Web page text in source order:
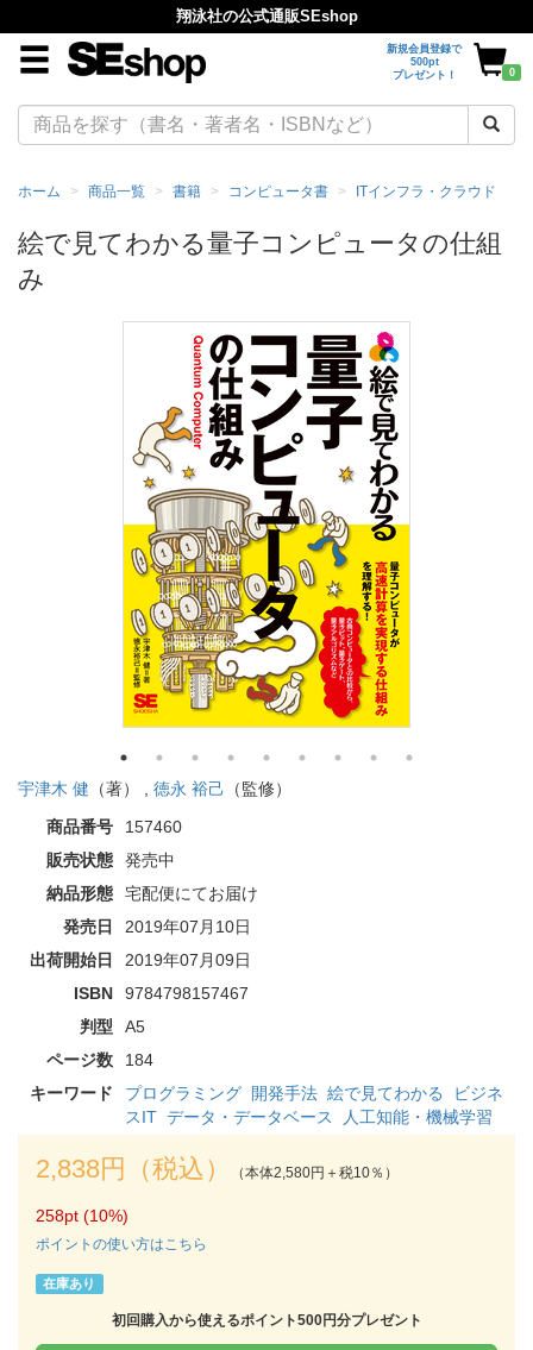
翔泳社の公式通販SEshop
新規会員登録で
500pt
プレゼント！
0
ホーム 商品一覧 書籍 コンピュータ書 ITインフラ・クラウド
絵で見てわかる量子コンピュータの仕組
み
宇津木 健 （著） , 徳永 裕己 （監修）
商品番号
157460
販売状態
発売中
納品形態
宅配便にてお届け
発売日
2019年07月10日
出荷開始日
2019年07月09日
ISBN
9784798157467
判型
A5
ページ数
184
キーワード
プログラミング 開発手法 絵で見てわかる
ビジネ
スIT データ・データベース 人工知能・機械学習
2,838円（税込） （本体2,580円＋税10％）
258pt (10%)
ポイントの使い方はこちら
在庫あり
初回購入から使えるポイント500円分プレゼント